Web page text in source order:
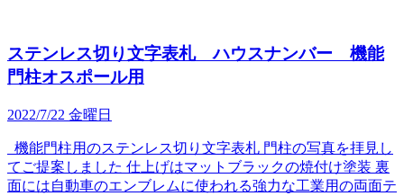
ステンレス切り文字表札 ハウスナンバー 機能
門柱オスポール用
2022/7/22 金曜日
機能門柱用のステンレス切り文字表札 門柱の写真を拝見し
てご提案しました 仕上げはマットブラックの焼付け塗装 裏
面には自動車のエンブレムに使われる強力な工業用の両面テ